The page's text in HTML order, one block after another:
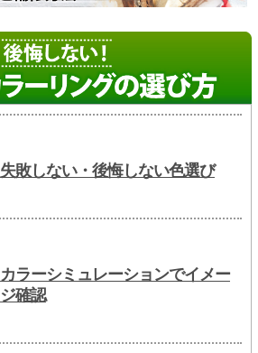
失敗しない・後悔しない色選び
カラーシミュレーションでイメー
ジ確認